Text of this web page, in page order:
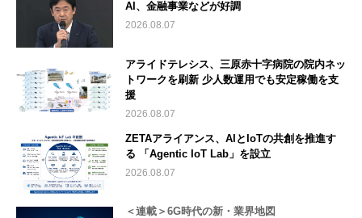
AI、金融事業などが好調
2026.08.07
アライドテレシス、三原赤十字病院の院内ネッ
トワークを刷新 少人数運用でも安定稼働を支
援
2026.08.07
ZETAアライアンス、AIとIoTの共創を推進す
る 「Agentic IoT Lab」を設立
2026.08.07
＜連載＞6G時代の新・業界地図